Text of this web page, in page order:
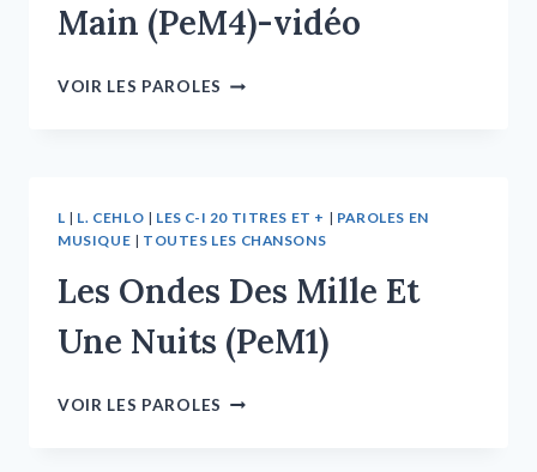
Main (PeM4)-vidéo
VOIR LES PAROLES
L | L. CEHLO | LES C-I 20 TITRES ET + | PAROLES EN
MUSIQUE | TOUTES LES CHANSONS
Les Ondes Des Mille Et
Une Nuits (PeM1)
VOIR LES PAROLES